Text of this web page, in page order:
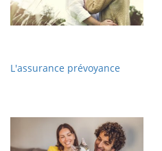
L'assurance prévoyance